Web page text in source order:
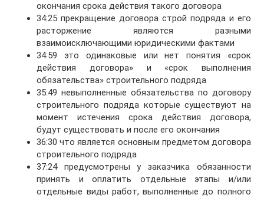
окончания срока действия такого договора
34:25 прекращение договора строй подряда и его
расторжение являются разными
взаимоисключающими юридическими фактами
34:59 это одинаковые или нет понятия «срок
действия договора» и «срок выполнения
обязательства» строительного подряда
35:49 невыполненные обязательства по договору
строительного подряда которые существуют на
момент истечения срока действия договора,
будут существовать и после его окончания
36:30 что является основным предметом договора
строительного подряда
37:24 предусмотрены у заказчика обязанности
принять и оплатить отдельные этапы и/или
отдельные виды работ, выполненные до полного